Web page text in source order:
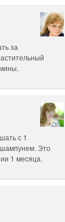
за
с 1
шампунем. Это
1 месяца.